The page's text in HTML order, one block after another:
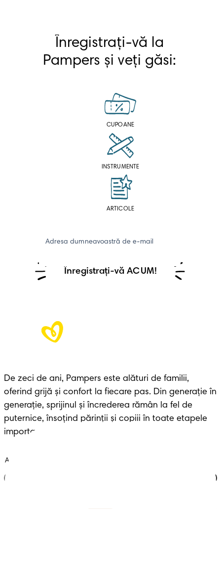
Înregistrați-vă la
Pampers și veți găsi:
CUPOANE
INSTRUMENTE
ARTICOLE
Adresa dumneavoastră de e-mail
Înregistrați-vă ACUM!
De zeci de ani, Pampers este alături de familii,
oferind grijă și confort la fiecare pas. Din generație în
generație, sprijinul și încrederea rămân la fel de
puternice, însoțind părinții și copiii în toate etapele
importante ale vieții.